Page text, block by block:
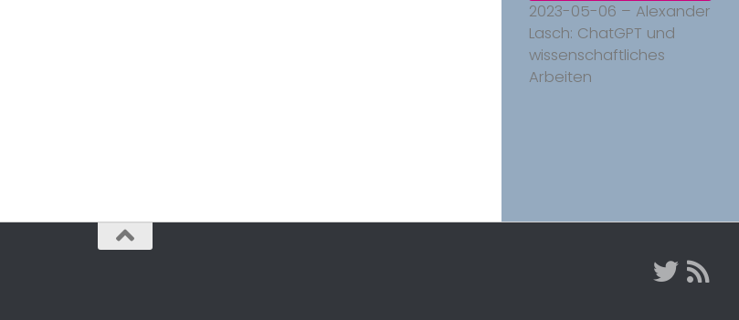
2023-05-06 – Alexander
Lasch: ChatGPT und
wissenschaftliches
Arbeiten